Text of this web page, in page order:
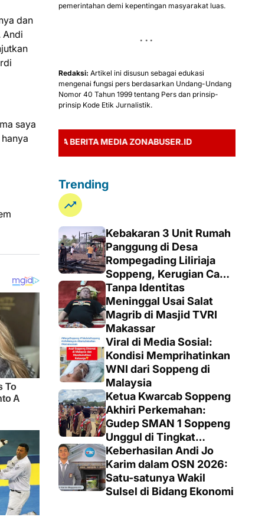
dan
Andi
saya
pemerintahan demi kepentingan masyarakat luas.
Redaksi: Artikel ini disusun sebagai edukasi
mengenai fungsi pers berdasarkan Undang-Undang
Nomor 40 Tahun 1999 tentang Pers dan prinsip-
prinsip Kode Etik Jurnalistik.
BERITA MEDIA ZONABUSER.ID
Trending
Kebakaran 3 Unit Rumah
Panggung di Desa
Rompegading Liliriaja
Soppeng, Kerugian Capai
Rp300 Juta
Tanpa Identitas
Meninggal Usai Salat
Magrib di Masjid TVRI
Makassar
Viral di Media Sosial:
Kondisi Memprihatinkan
WNI dari Soppeng di
Malaysia
Ketua Kwarcab Soppeng
Akhiri Perkemahan:
Gudep SMAN 1 Soppeng
Unggul di Tingkat
Penegak
Keberhasilan Andi Jo
Karim dalam OSN 2026:
Satu-satunya Wakil
Sulsel di Bidang Ekonomi